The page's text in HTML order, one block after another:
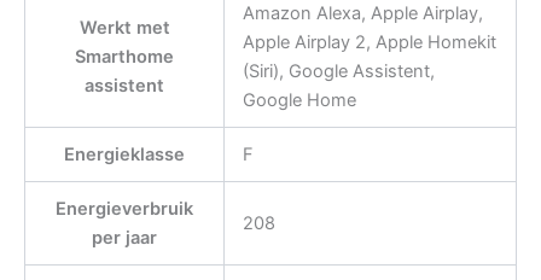
Werkt met
Smarthome
assistent
Amazon Alexa, Apple Airplay,
Apple Airplay 2, Apple Homekit
(Siri), Google Assistent,
Google Home
Energieklasse F
Energieverbruik
per jaar
208